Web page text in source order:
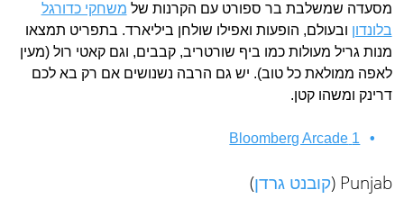
מסעדה שמשלבת בר ספורט עם הקרנות של משחקי כדורגל
בלונדון ובעולם, הופעות ואפילו שולחן ביליארד. בתפריט תמצאו
מנות גריל מעולות כמו ביף שורטריב, קבבים, וגם קאטי רול (מעין
לאפה ממולאת כל טוב). יש גם הרבה נשנושים אם רק בא לכם
דרינק ומשהו קטן.
1 Bloomberg Arcade
Punjab ( קובנט גרדן)